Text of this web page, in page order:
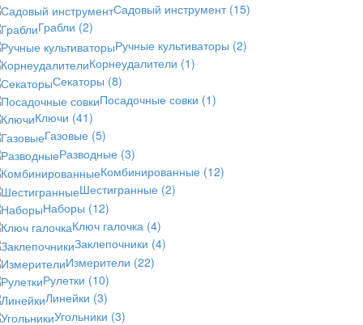
Садовый инструмент (15)
Грабли (2)
Ручные культиваторы (2)
Корнеудалители (1)
Секаторы (8)
Посадочные совки (1)
Ключи (41)
Газовые (5)
Разводные (3)
Комбинированные (12)
Шестигранные (2)
Наборы (12)
Ключ галочка (4)
Заклепочники (4)
Измерители (22)
Рулетки (10)
Линейки (3)
Угольники (3)